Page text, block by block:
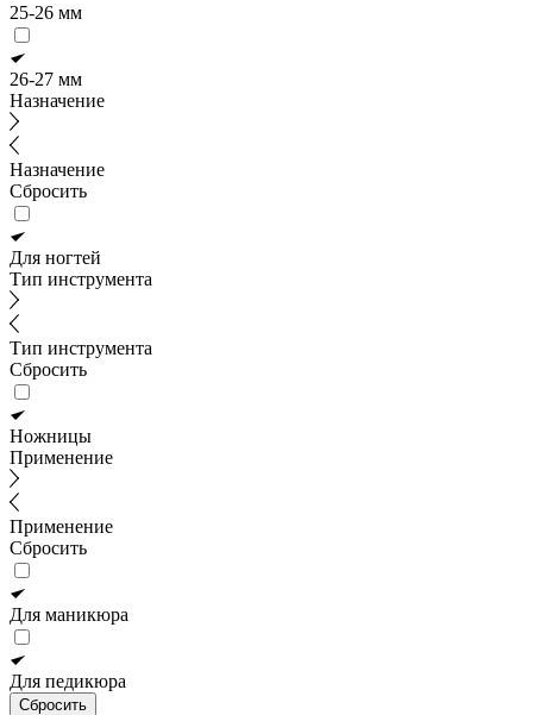
25-26 мм
26-27 мм
Назначение
Назначение
Сбросить
Для ногтей
Тип инструмента
Тип инструмента
Сбросить
Ножницы
Применение
Применение
Сбросить
Для маникюра
Для педикюра
Сбросить